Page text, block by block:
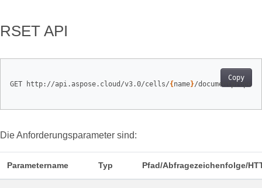
RSET API
Copy
GET http://api.aspose.cloud/v3.0/cells/{ name}/
Die Anforderungsparameter sind:
Parametername Typ Pfad/Abfragezeichenfolge/